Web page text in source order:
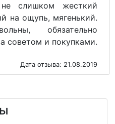
слишком жесткий
на ощупь, мягенький.
обязательно
советом и покупками.
Дата отзыва: 21.08.2019